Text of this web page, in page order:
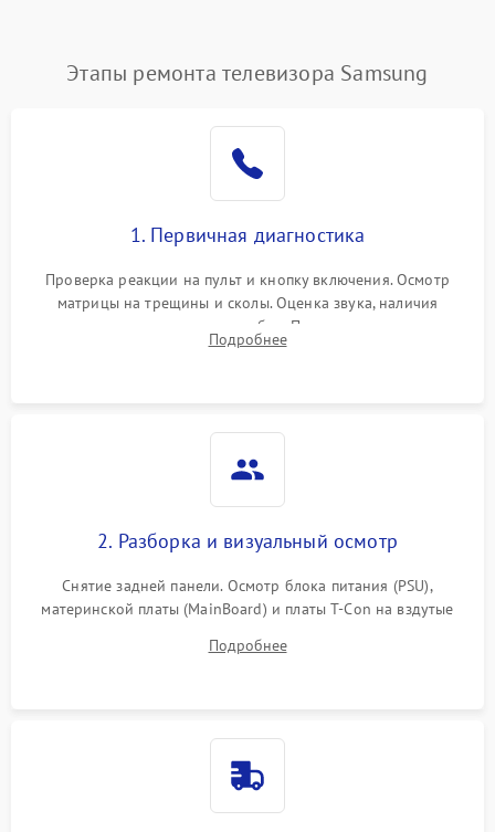
Сеть и подключения
Этапы ремонта телевизора Samsung
1. Первичная диагностика
Проверка реакции на пульт и кнопку включения. Осмотр
матрицы на трещины и сколы. Оценка звука, наличия
подсветки и индикаторов ошибок. Подключение тестовых
источников сигнала для выявления симптомов поломки.
Подробнее
2. Разборка и визуальный осмотр
Снятие задней панели. Осмотр блока питания (PSU),
материнской платы (MainBoard) и платы T-Con на вздутые
Проверка надежности фиксации и целостности шлейфов.
Подробнее